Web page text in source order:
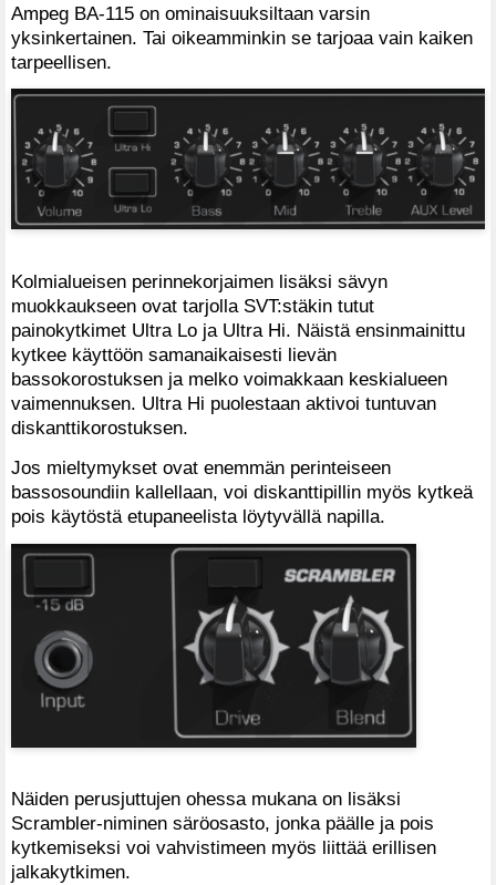
Ampeg BA-115 on ominaisuuksiltaan varsin
yksinkertainen. Tai oikeamminkin se tarjoaa vain kaiken
tarpeellisen.
Kolmialueisen perinnekorjaimen lisäksi sävyn
muokkaukseen ovat tarjolla SVT:stäkin tutut
painokytkimet Ultra Lo ja Ultra Hi. Näistä ensinmainittu
kytkee käyttöön samanaikaisesti lievän
bassokorostuksen ja melko voimakkaan keskialueen
vaimennuksen. Ultra Hi puolestaan aktivoi tuntuvan
diskanttikorostuksen.
Jos mieltymykset ovat enemmän perinteiseen
bassosoundiin kallellaan, voi diskanttipillin myös kytkeä
pois käytöstä etupaneelista löytyvällä napilla.
Näiden perusjuttujen ohessa mukana on lisäksi
Scrambler-niminen säröosasto, jonka päälle ja pois
kytkemiseksi voi vahvistimeen myös liittää erillisen
jalkakytkimen.